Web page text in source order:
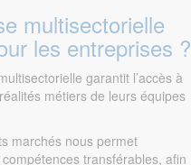
multisectorielle
les entreprises ?
garantit l’accès à
métiers de leurs équipes
marchés nous permet
transférables, afin